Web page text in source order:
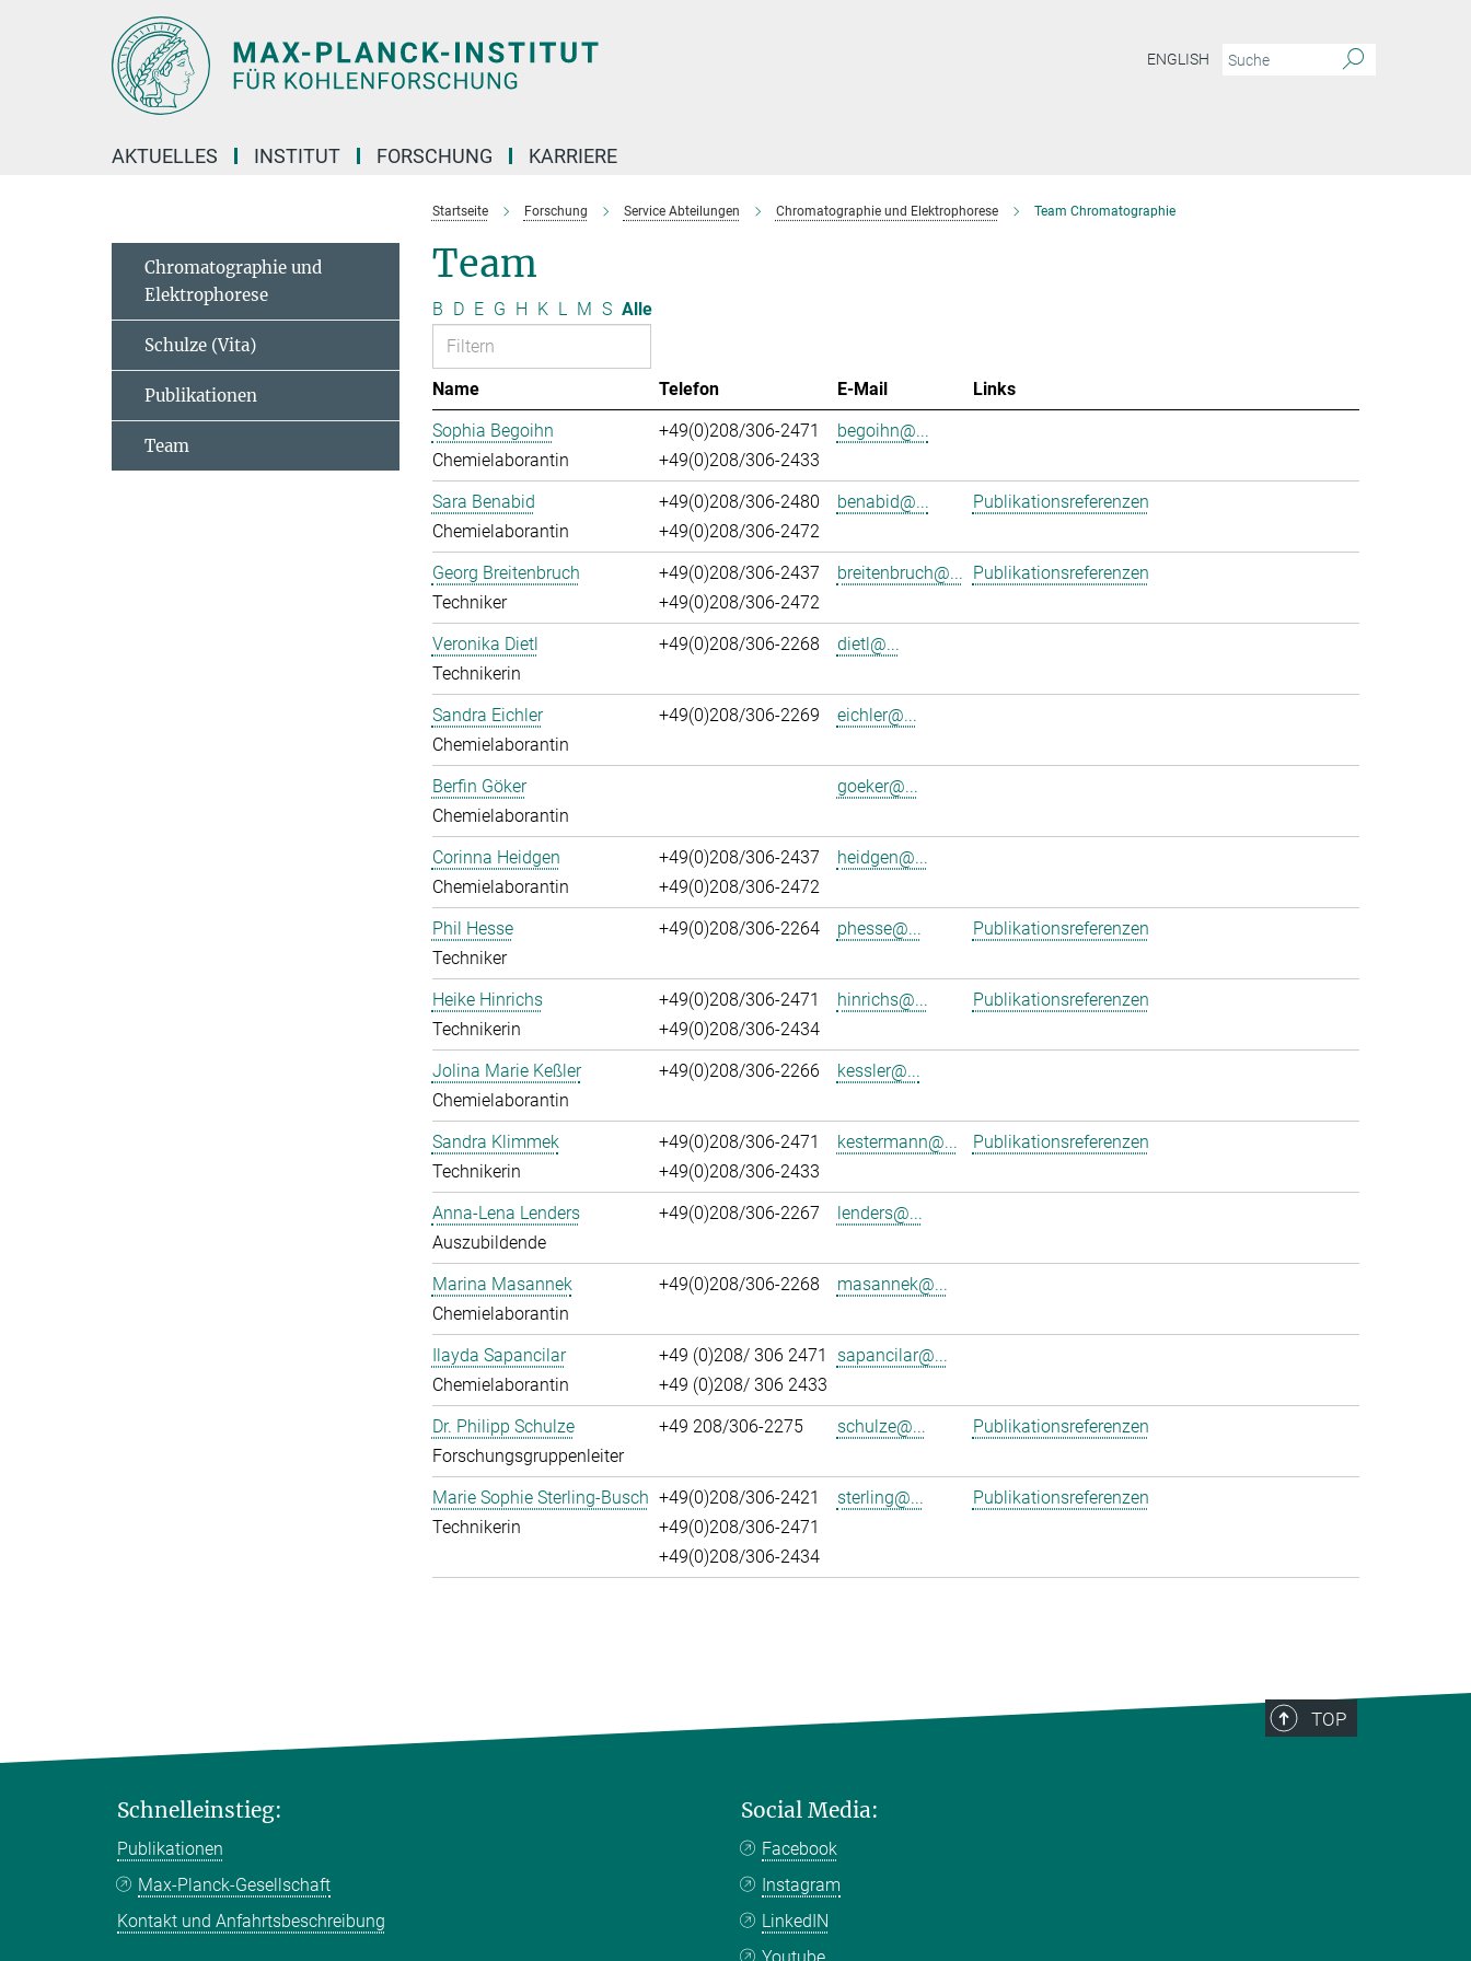
ENGLISH
AKTUELLES INSTITUT FORSCHUNG KARRIERE
Startseite Forschung Service Abteilungen Chromatographie und Elektrophorese Team Chromatographie
Team
B D E G H K L M S Alle
Name Telefon E-Mail
Links
Sophia Begoihn
Chemielaborantin
+49(0)208/306-2471
+49(0)208/306-2433
begoihn@...
Sara Benabid
Chemielaborantin
+49(0)208/306-2480
+49(0)208/306-2472
benabid@... Publikationsreferenzen
Georg Breitenbruch
Techniker
+49(0)208/306-2437
+49(0)208/306-2472
breitenbruch@... Publikationsreferenzen
Veronika Dietl
Technikerin
+49(0)208/306-2268 dietl@...
Sandra Eichler
Chemielaborantin
+49(0)208/306-2269 eichler@...
Berfin Göker
Chemielaborantin
goeker@...
Corinna Heidgen
Chemielaborantin
+49(0)208/306-2437
+49(0)208/306-2472
heidgen@...
Phil Hesse
Techniker
+49(0)208/306-2264 phesse@... Publikationsreferenzen
Heike Hinrichs
Technikerin
+49(0)208/306-2471
+49(0)208/306-2434
hinrichs@... Publikationsreferenzen
Jolina Marie Keßler
Chemielaborantin
+49(0)208/306-2266 kessler@...
Sandra Klimmek
Technikerin
+49(0)208/306-2471
+49(0)208/306-2433
kestermann@... Publikationsreferenzen
Anna-Lena Lenders
Auszubildende
+49(0)208/306-2267 lenders@...
Marina Masannek
Chemielaborantin
+49(0)208/306-2268 masannek@...
Ilayda Sapancilar
Chemielaborantin
+49 (0)208/ 306 2471
+49 (0)208/ 306 2433
sapancilar@...
Dr. Philipp Schulze
Forschungsgruppenleiter
+49 208/306-2275 schulze@... Publikationsreferenzen
Marie Sophie Sterling-Busch
Technikerin
+49(0)208/306-2421
+49(0)208/306-2471
+49(0)208/306-2434
sterling@... Publikationsreferenzen
Chromatographie und
Elektrophorese
Schulze (Vita)
Publikationen
Team
TOP
Schnelleinstieg:
Publikationen
Max-Planck-Gesellschaft
Kontakt und Anfahrtsbeschreibung
Social Media:
Facebook
Instagram
LinkedIN